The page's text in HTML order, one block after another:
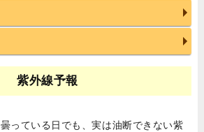
紫外線予報
曇っている日でも、実は油断できない紫